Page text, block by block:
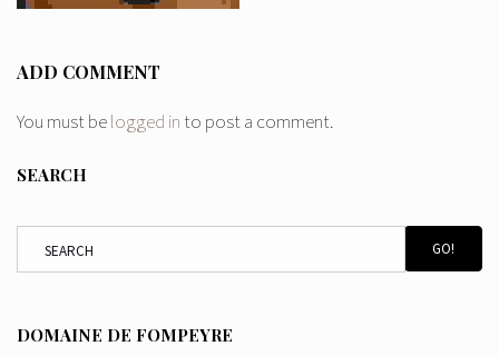
ADD COMMENT
You must belogged in to post a comment.
SEARCH
GO!
DOMAINE DE FOMPEYRE